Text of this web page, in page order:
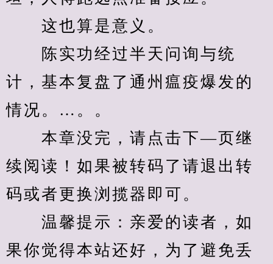
这也算是意义。
陈实功经过半天问询与统
计，基本复盘了通州瘟疫爆发的
情况。…。。
本章没完，请点击下—页继
续阅读！如果被转码了请退出转
码或者更换浏揽器即可。
温馨提示：亲爱的读者，如
果你觉得本站还好，为了避免丢